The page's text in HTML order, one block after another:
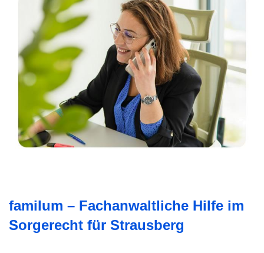
familum – Fachanwaltliche Hilfe im
Sorgerecht für Strausberg